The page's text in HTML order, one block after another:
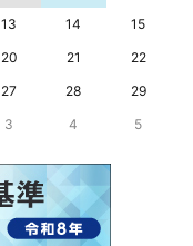
13 14
15
20 21
22
27 28
29
3 4 5